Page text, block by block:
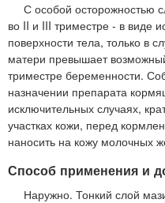
С особой осторожностью
во II и III триместре - в виде
поверхности тела, только в
матери превышает
триместре беременности.
назначении препарата
исключительных случаях,
участках кожи, перед
наносить на кожу молочных
Способ применения и
Наружно. Тонкий слой